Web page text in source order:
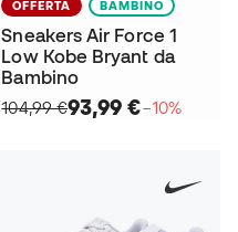
OFFERTA BAMBINO
Sneakers Air Force 1
Low Kobe Bryant da
Bambino
104,99 €93,99 €−10%